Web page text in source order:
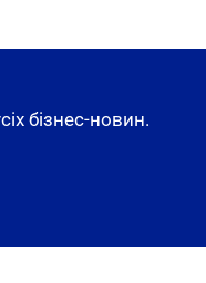
бізнес-новин.